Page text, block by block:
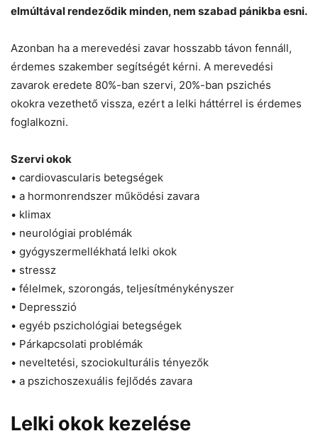
elmúltával rendeződik minden, nem szabad pánikba esni.
Azonban ha a merevedési zavar hosszabb távon fennáll,
érdemes szakember segítségét kérni. A merevedési
zavarok eredete 80%-ban szervi, 20%-ban pszichés
okokra vezethető vissza, ezért a lelki háttérrel is érdemes
foglalkozni.
Szervi okok
• cardiovascularis betegségek
• a hormonrendszer működési zavara
• klimax
• neurológiai problémák
• gyógyszermellékhatá lelki okok
• stressz
• félelmek, szorongás, teljesítménykényszer
• Depresszió
• egyéb pszichológiai betegségek
• Párkapcsolati problémák
• neveltetési, szociokulturális tényezők
• a pszichoszexuális fejlődés zavara
Lelki okok kezelése